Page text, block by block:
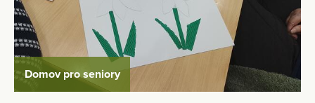
Domov pro seniory